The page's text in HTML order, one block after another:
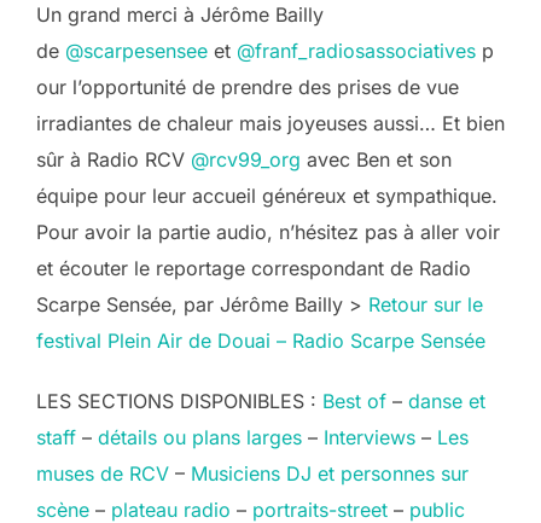
Un grand merci à Jérôme Bailly
de @scarpesensee et @franf_radiosassociatives p
our l’opportunité de prendre des prises de vue
irradiantes de chaleur mais joyeuses aussi… Et bien
sûr à Radio RCV @rcv99_org avec Ben et son
équipe pour leur accueil généreux et sympathique.
Pour avoir la partie audio, n’hésitez pas à aller voir
et écouter le reportage correspondant de Radio
Scarpe Sensée, par Jérôme Bailly > Retour sur le
festival Plein Air de Douai – Radio Scarpe Sensée
LES SECTIONS DISPONIBLES : Best of – danse et
staff – détails ou plans larges – Interviews – Les
muses de RCV – Musiciens DJ et personnes sur
scène – plateau radio – portraits-street – public